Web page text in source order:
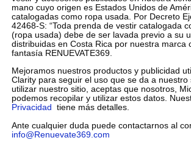
mano cuyo origen es Estados Unidos de
catalogadas como ropa usada. Por Decreto
42468-S: “Toda prenda de vestir catalogada
(ropa usada) debe de ser lavada previo a su
distribuidas en Costa Rica por nuestra marca
fantasía RENUEVATE369.
Mejoramos nuestros productos y publicidad
Clarity para seguir el uso que se da a nuestro
utilizar nuestro sitio, aceptas que nosotros,
podemos recopilar y utilizar estos datos.
Privacidad tiene más detalles.
Ante cualquier duda puede contactarnos al
info@Renuevate369.com